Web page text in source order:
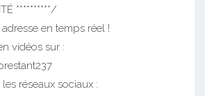
**********/
adresse en temps réel !
vidéos sur :
réseaux sociaux :